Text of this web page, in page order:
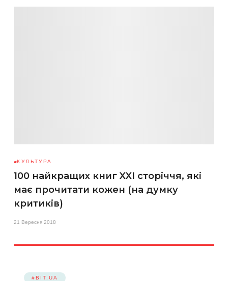
КУЛЬТУРА
100 найкращих книг XXI сторіччя, які
має прочитати кожен (на думку
критиків)
21 Вересня 2018
#BIT.UA